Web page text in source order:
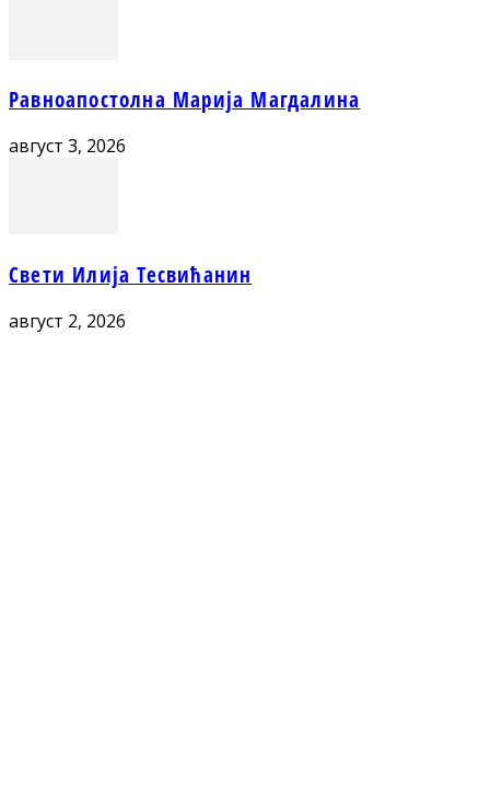
Равноапостолна Марија Магдалина
август 3, 2026
Свети Илија Тесвићанин
август 2, 2026